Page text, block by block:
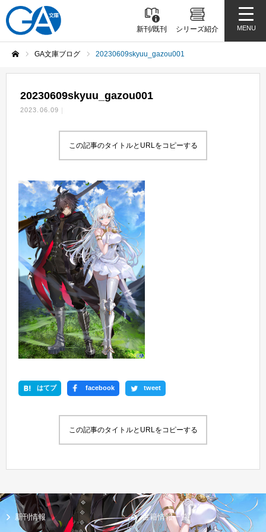
新刊/既刊 シリーズ紹介 MENU
GA文庫ブログ 20230609skyuu_gazou001
20230609skyuu_gazou001
2023.06.09
この記事のタイトルとURLをコピーする
はてブ facebook tweet
この記事のタイトルとURLをコピーする
新刊情報 書籍情報一覧